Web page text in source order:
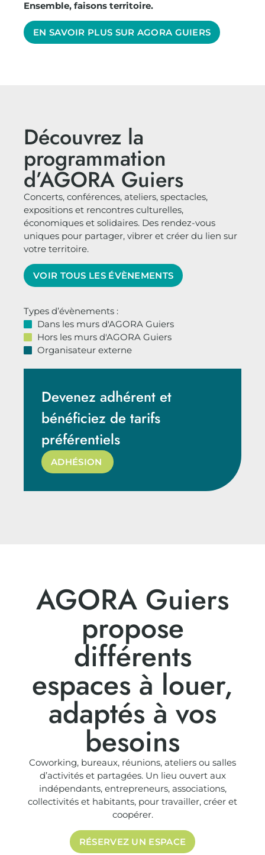
Ensemble, faisons territoire.
EN SAVOIR PLUS SUR AGORA GUIERS
Découvrez la
programmation
d’AGORA Guiers
Concerts, conférences, ateliers, spectacles,
expositions et rencontres culturelles,
économiques et solidaires. Des rendez-vous
uniques pour partager, vibrer et créer du lien sur
votre territoire.
VOIR TOUS LES ÉVÈNEMENTS
Types d’évènements :
Dans les murs d'AGORA Guiers
Hors les murs d'AGORA Guiers
Organisateur externe
Devenez adhérent et
bénéficiez de tarifs
préférentiels
ADHÉSION
AGORA Guiers
propose
différents
espaces à louer,
adaptés à vos
besoins
Coworking, bureaux, réunions, ateliers ou salles
d’activités et partagées. Un lieu ouvert aux
indépendants, entrepreneurs, associations,
collectivités et habitants, pour travailler, créer et
coopérer.
RÉSERVEZ UN ESPACE